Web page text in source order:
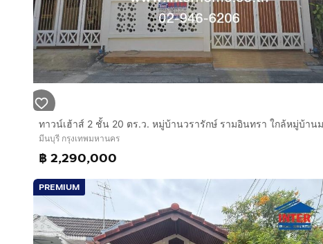
มีนบุรี กรุงเทพมหานคร
฿ 2,290,000
PREMIUM